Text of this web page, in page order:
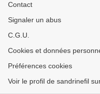
Contact
Signaler un abus
C.G.U.
Cookies et données
Préférences cookies
Voir le profil de sandrinefil